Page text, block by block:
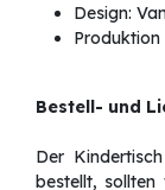
Design:
Bestell- und
Der
bestellt,